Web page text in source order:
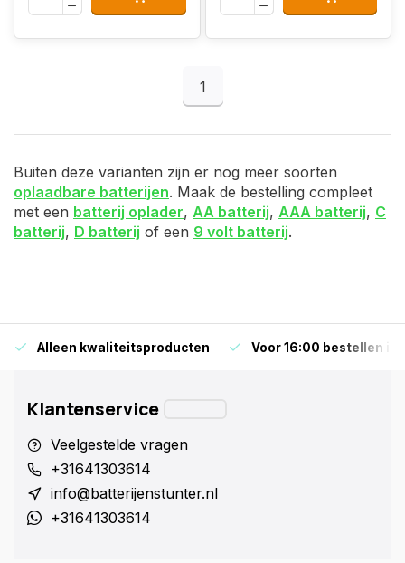
1
Buiten deze varianten zijn er nog meer soorten
oplaadbare batterijen. Maak de bestelling compleet
met een batterij oplader, AA batterij, AAA batterij, C
batterij, D batterij of een 9 volt batterij.
Alleen kwaliteitsproducten Voor 16:00 bestellen is
Klantenservice
Veelgestelde vragen
+31641303614
info@batterijenstunter.nl
+31641303614